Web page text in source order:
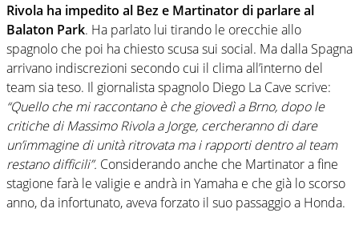
Rivola ha impedito al Bez e Martinator di parlare al
Balaton Park. Ha parlato lui tirando le orecchie allo
spagnolo che poi ha chiesto scusa sui social. Ma dalla Spagna
arrivano indiscrezioni secondo cui il clima all’interno del
team sia teso. Il giornalista spagnolo Diego La Cave scrive:
“Quello che mi raccontano è che giovedì a Brno, dopo le
critiche di Massimo Rivola a Jorge, cercheranno di dare
un’immagine di unità ritrovata ma i rapporti dentro al team
restano difficili”. Considerando anche che Martinator a fine
stagione farà le valigie e andrà in Yamaha e che già lo scorso
anno, da infortunato, aveva forzato il suo passaggio a Honda.